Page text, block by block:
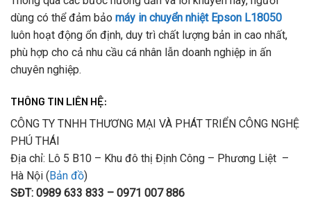
dùng có thể đảm bảo máy in chuyển nhiệt Epson L18050
luôn hoạt động ổn định, duy trì chất lượng bản in cao nhất,
phù hợp cho cả nhu cầu cá nhân lẫn doanh nghiệp in ấn
chuyên nghiệp.
THÔNG TIN LIÊN HỆ:
CÔNG TY TNHH THƯƠNG MẠI VÀ PHÁT TRIỂN CÔNG NGHỆ
PHÚ THÁI
Địa chỉ: Lô 5 B10 – Khu đô thị Định Công – Phương Liệt –
Hà Nội ( Bản đồ)
SĐT: 0989 633 833 – 0971 007 886